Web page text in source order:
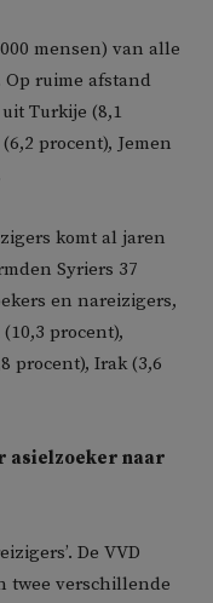
mensen) van alle
ruime afstand
Turkije (8,1
procent), Jemen
komt al jaren
Syriers 37
en nareizigers,
procent),
procent), Irak (3,6
asielzoeker naar
De VVD
twee verschillende